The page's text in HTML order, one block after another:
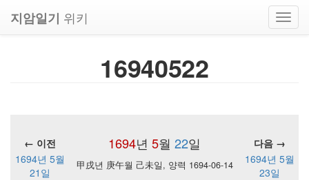
지암일기 위키
16940522
1694년 5월 22일
← 이전
다음 →
1694년 5월
21일
甲戌년 庚午월 己未일, 양력 1694-06-14
1694년 5월
23일